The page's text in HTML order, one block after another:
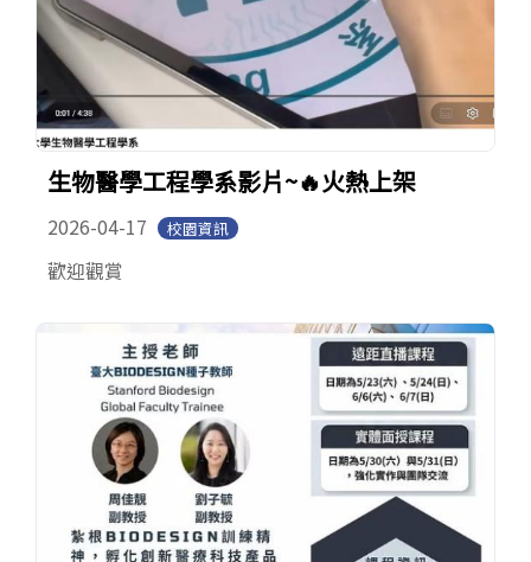
生物醫學工程學系影片~🔥火熱上架
2026-04-17 校園資訊
歡迎觀賞